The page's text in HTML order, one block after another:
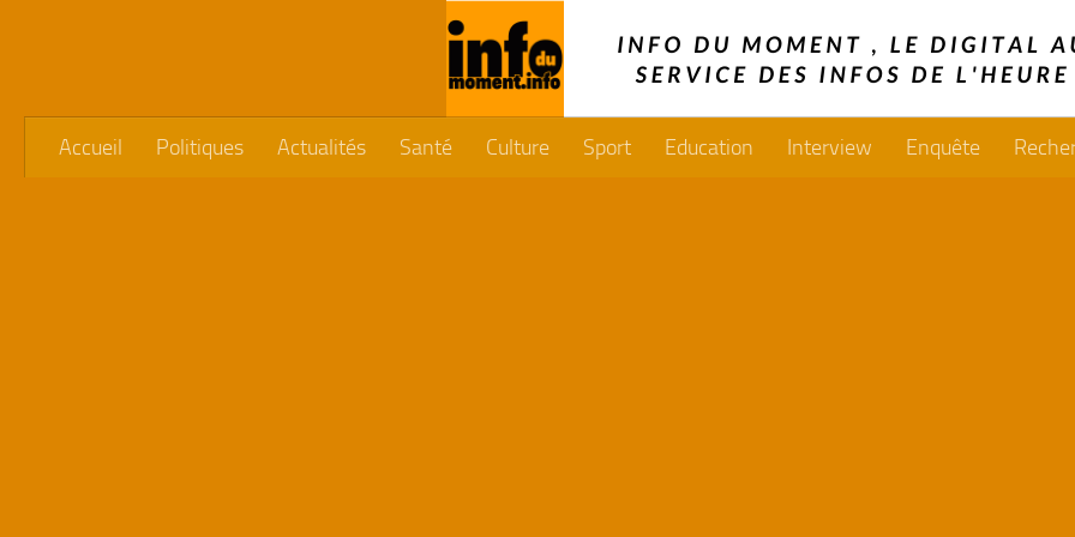
Accueil Politiques Actualités Santé Culture Sport Education Interview Enquête